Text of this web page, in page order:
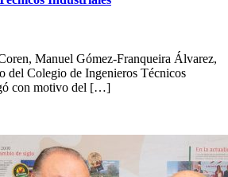
Manuel Gómez-Franqueira Álvarez,
del Colegio de Ingenieros Técnicos
con motivo del […]